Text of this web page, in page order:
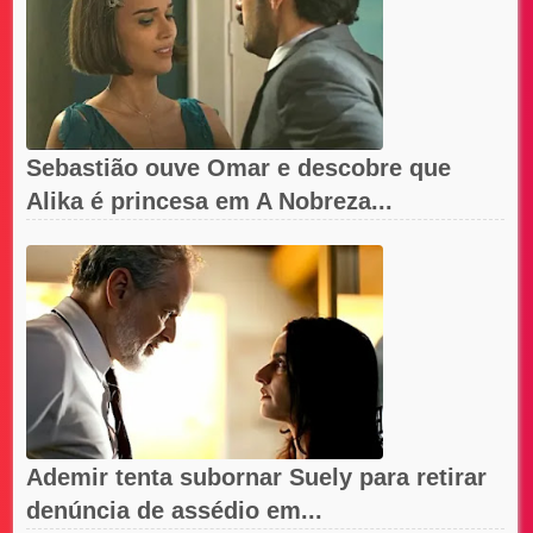
Sebastião ouve Omar e descobre que
Alika é princesa em A Nobreza...
Ademir tenta subornar Suely para retirar
denúncia de assédio em...